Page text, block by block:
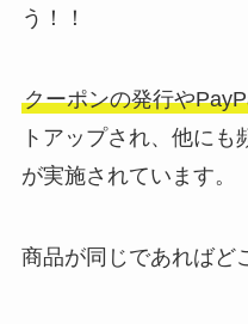
う！！
クーポンの発行や
トアップされ、他に
が実施されています。
商品が同じであればど